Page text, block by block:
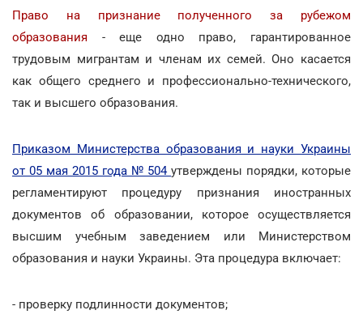
Право на признание полученного за рубежом
образования - еще одно право, гарантированное
трудовым мигрантам и членам их семей. Оно касается
как общего среднего и профессионально-технического,
так и высшего образования.
Приказом Министерства образования и науки Украины
от 05 мая 2015 года № 504утверждены порядки, которые
регламентируют процедуру признания иностранных
документов об образовании, которое осуществляется
высшим учебным заведением или Министерством
образования и науки Украины. Эта процедура включает:
- проверку подлинности документов;